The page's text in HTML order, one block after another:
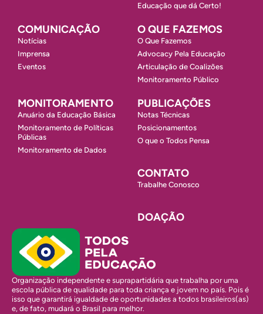
Educação que dá Certo!
COMUNICAÇÃO
Notícias
Imprensa
Eventos
O QUE FAZEMOS
O Que Fazemos
Advocacy Pela Educação
Articulação de Coalizões
Monitoramento Público
MONITORAMENTO
Anuário da Educação Básica
Monitoramento de Políticas
Públicas
Monitoramento de Dados
PUBLICAÇÕES
Notas Técnicas
Posicionamentos
O que o Todos Pensa
CONTATO
Trabalhe Conosco
DOAÇÃO
Organização independente e suprapartidária que trabalha por uma
escola pública de qualidade para toda criança e jovem no país. Pois é
isso que garantirá igualdade de oportunidades a todos brasileiros(as)
e, de fato, mudará o Brasil para melhor.